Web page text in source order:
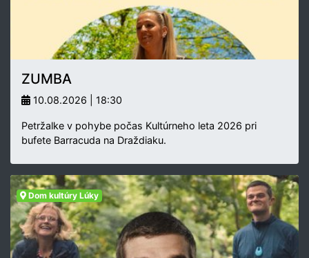
ZUMBA
10.08.2026 | 18:30
Petržalke v pohybe počas Kultúrneho leta 2026 pri
bufete Barracuda na Draždiaku.
Dom kultúry Lúky